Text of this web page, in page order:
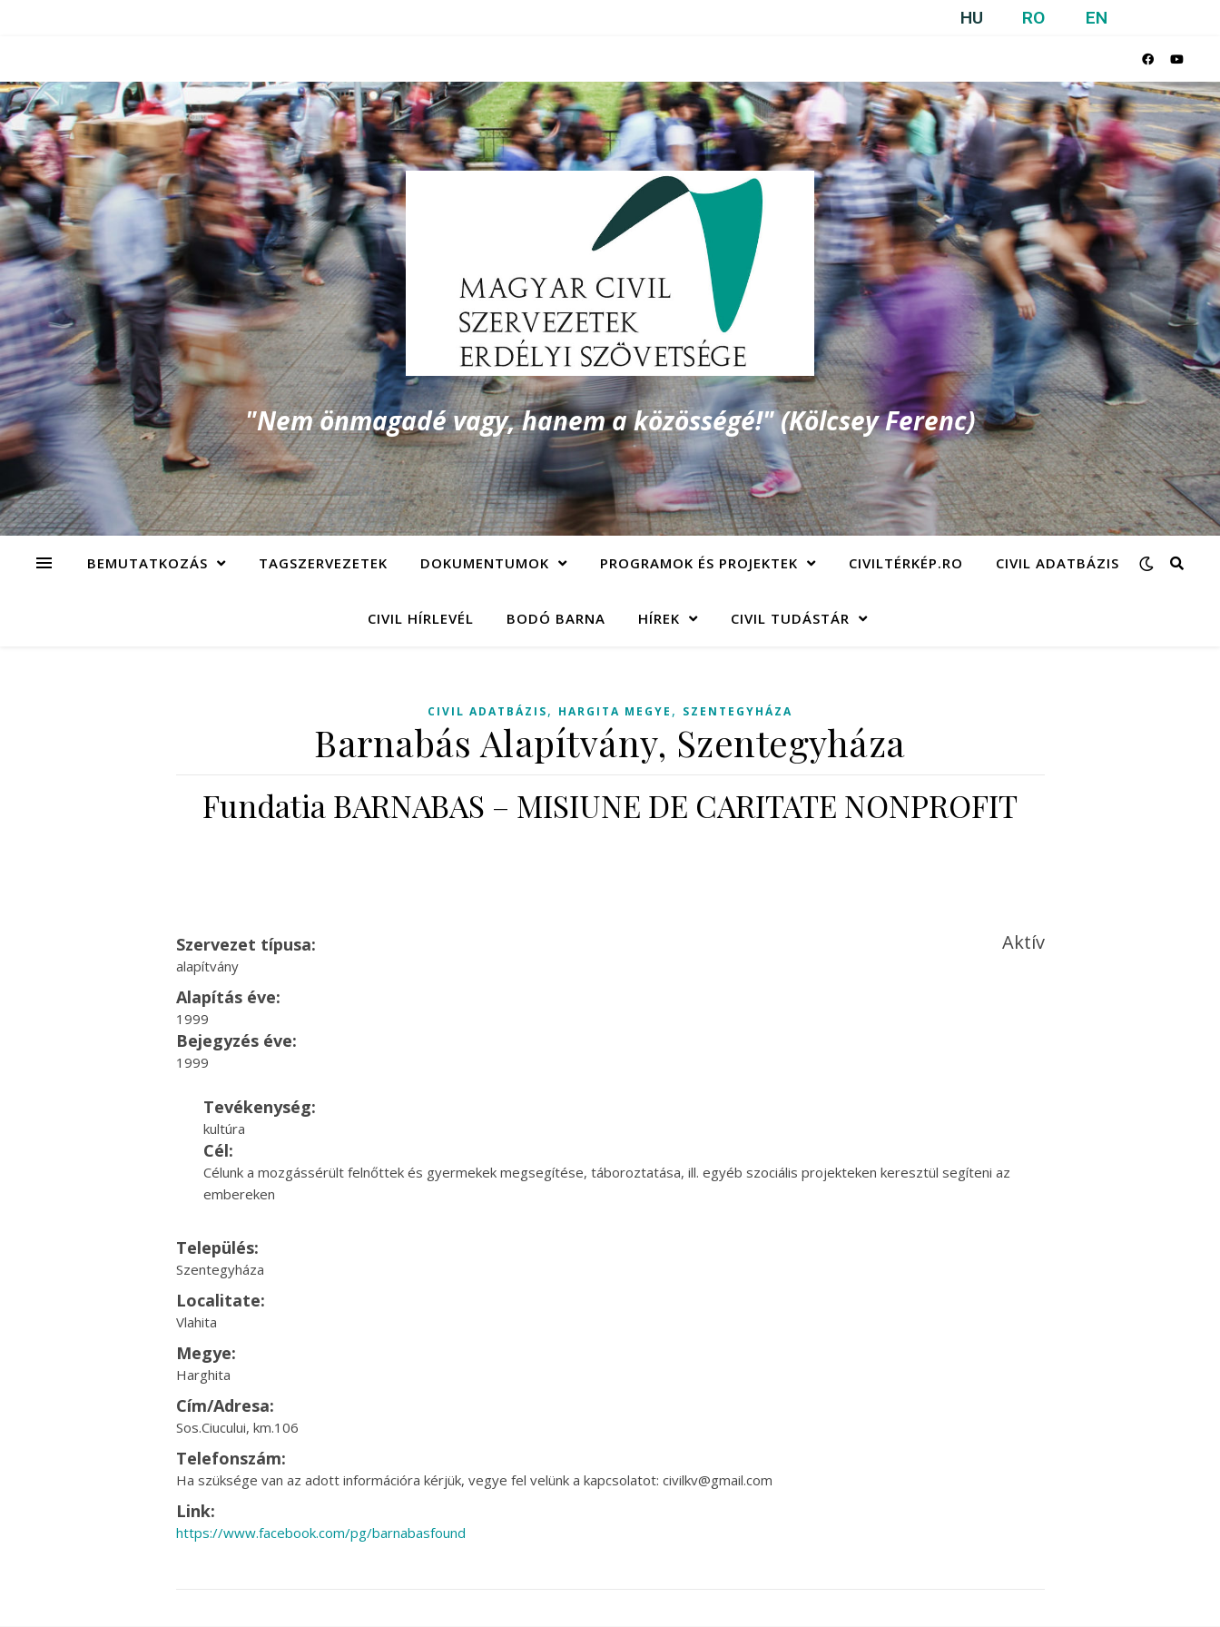
HU RO EN
"Nem önmagadé vagy, hanem a közösségé!" (Kölcsey Ferenc)
BEMUTATKOZÁS TAGSZERVEZETEK DOKUMENTUMOK PROGRAMOK ÉS PROJEKTEK CIVILTÉRKÉP.RO CIVIL ADATBÁZIS
CIVIL HÍRLEVÉL BODÓ BARNA HÍREK CIVIL TUDÁSTÁR
CIVIL ADATBÁZIS, HARGITA MEGYE , SZENTEGYHÁZA
Barnabás Alapítvány, Szentegyháza
Fundatia BARNABAS – MISIUNE DE CARITATE NONPROFIT
Szervezet típusa:
alapítvány
Aktív
Alapítás éve:
1999
Bejegyzés éve:
1999
Tevékenység:
kultúra
Cél:
Célunk a mozgássérült felnőttek és gyermekek megsegítése, táboroztatása, ill. egyéb szociális projekteken keresztül segíteni az
embereken
Település:
Szentegyháza
Localitate:
Vlahita
Megye:
Harghita
Cím/Adresa:
Sos.Ciucului, km.106
Telefonszám:
Ha szüksége van az adott információra kérjük, vegye fel velünk a kapcsolatot: civilkv@gmail.com
Link:
https://www.facebook.com/pg/barnabasfound